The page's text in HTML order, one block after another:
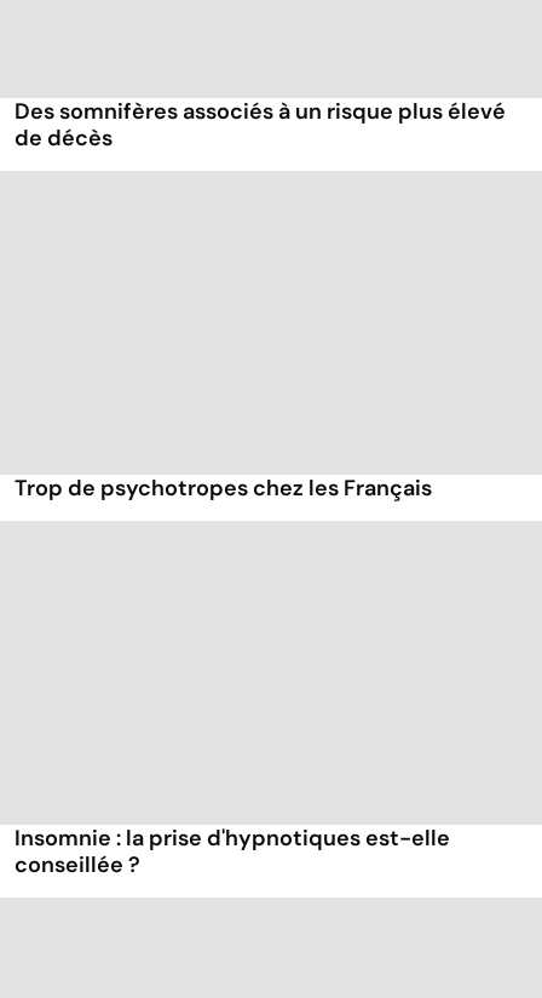
Des somnifères associés à un risque plus élevé
de décès
Trop de psychotropes chez les Français
Insomnie : la prise d'hypnotiques est-elle
conseillée ?